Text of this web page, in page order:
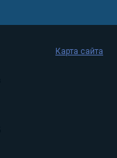
Карта сайта